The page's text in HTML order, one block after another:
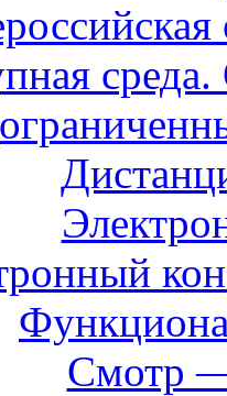
Смотр